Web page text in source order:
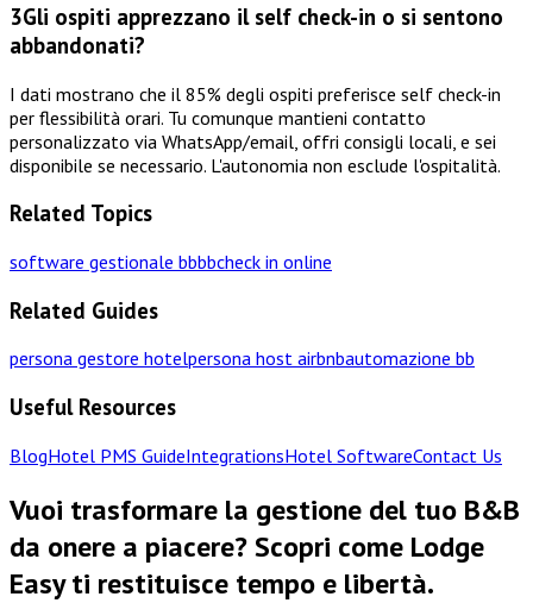
3Gli ospiti apprezzano il self check-in o si sentono
abbandonati?
I dati mostrano che il 85% degli ospiti preferisce self check-in
per flessibilità orari. Tu comunque mantieni contatto
personalizzato via WhatsApp/email, offri consigli locali, e sei
disponibile se necessario. L'autonomia non esclude l'ospitalità.
Related Topics
software gestionale bbbbcheck in online
Related Guides
persona gestore hotelpersona host airbnbautomazione bb
Useful Resources
BlogHotel PMS GuideIntegrationsHotel SoftwareContact Us
Vuoi trasformare la gestione del tuo B&B
da onere a piacere? Scopri come Lodge
Easy ti restituisce tempo e libertà.